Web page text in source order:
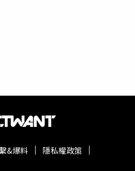
得焦黑，缺乏有力證據，加上顏姓
白！曹阿明，被捕後主動坦承，是
個出現曙光。（圖／中時電子報
個出現曙光，不過當曹阿明在審理
明因女童案槍決，至今仍未找到顏
&爆料
隱私權政策